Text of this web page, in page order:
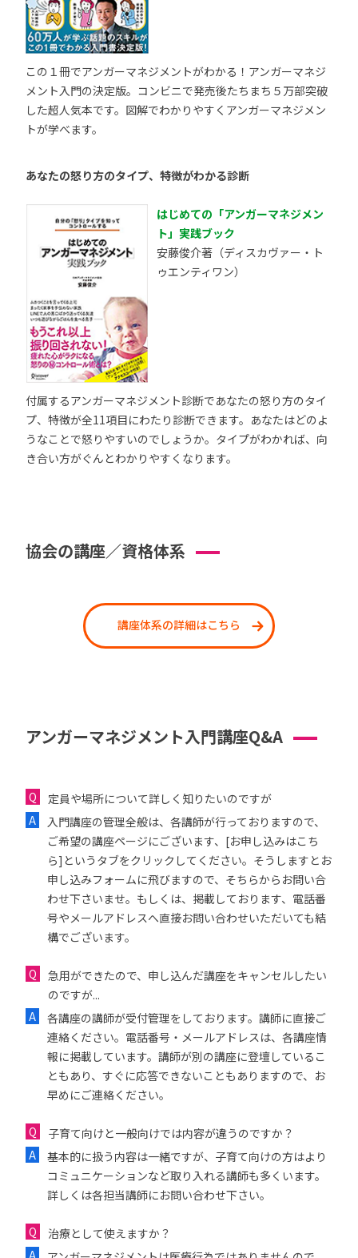
この１冊でアンガーマネジメントがわかる！アンガーマネジ
メント入門の決定版。コンビニで発売後たちまち５万部突破
した超人気本です。図解でわかりやすくアンガーマネジメン
トが学べます。
あなたの怒り方のタイプ、特徴がわかる診断
はじめての「アンガーマネジメン
ト」実践ブック
安藤俊介著（ディスカヴァー・ト
ゥエンティワン）
付属するアンガーマネジメント診断であなたの怒り方のタイ
プ、特徴が全11項目にわたり診断できます。あなたはどのよ
うなことで怒りやすいのでしょうか。タイプがわかれば、向
き合い方がぐんとわかりやすくなります。
協会の講座／資格体系
講座体系の詳細はこちら
アンガーマネジメント入門講座Q&A
定員や場所について詳しく知りたいのですが
入門講座の管理全般は、各講師が行っておりますので、
ご希望の講座ページにございます、[お申し込みはこち
ら]というタブをクリックしてください。そうしますとお
申し込みフォームに飛びますので、そちらからお問い合
わせ下さいませ。もしくは、掲載しております、電話番
号やメールアドレスへ直接お問い合わせいただいても結
構でございます。
急用ができたので、申し込んだ講座をキャンセルしたい
のですが...
各講座の講師が受付管理をしております。講師に直接ご
連絡ください。電話番号・メールアドレスは、各講座情
報に掲載しています。講師が別の講座に登壇しているこ
ともあり、すぐに応答できないこともありますので、お
早めにご連絡ください。
子育て向けと一般向けでは内容が違うのですか？
基本的に扱う内容は一緒ですが、子育て向けの方はより
コミュニケーションなど取り入れる講師も多くいます。
詳しくは各担当講師にお問い合わせ下さい。
治療として使えますか？